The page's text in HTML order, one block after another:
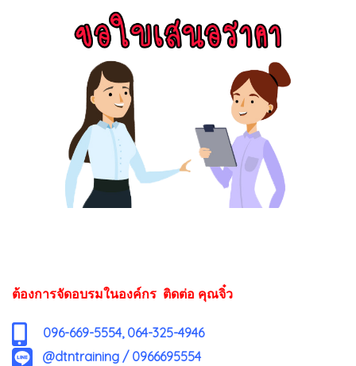
ต้องการจัดอบรมในองค์กร ติดต่อ คุณจิ๋ว
096-669-5554, 064-325-4946
@dtntraining / 0966695554